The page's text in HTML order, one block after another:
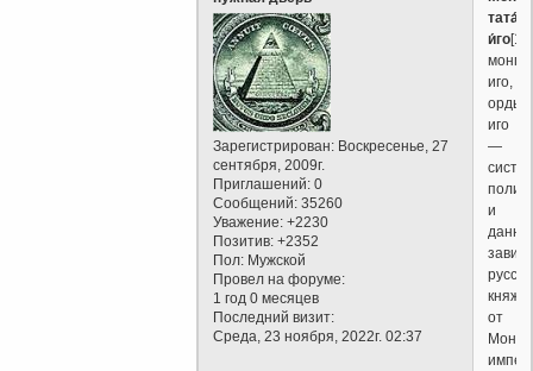
Зарегистрирован: Воскресенье, 27
сентября, 2009г.
Приглашений: 0
Сообщений: 35260
Уважение: +2230
Позитив: +2352
Пол: Мужской
Провел на форуме:
1 год 0 месяцев
Последний визит:
Среда, 23 ноября, 2022г. 02:37
и́го[1],
иго,
иго
—
и
от